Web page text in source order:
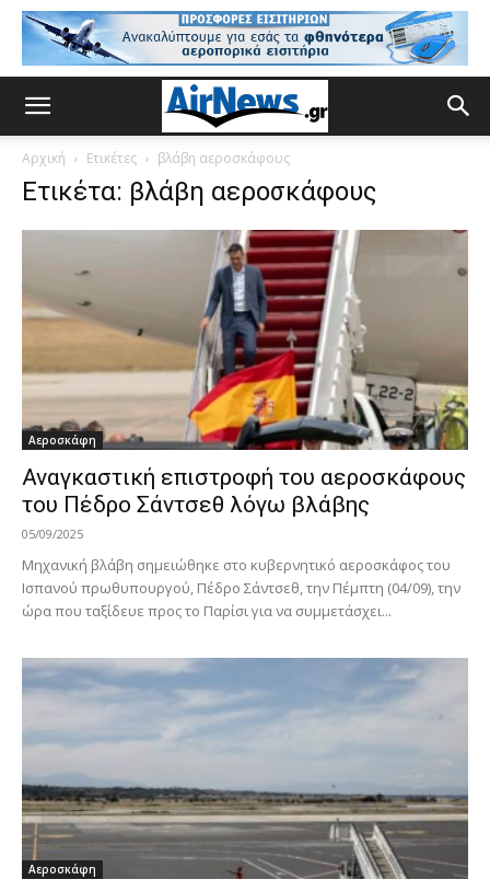
Αρχική Ετικέτες βλάβη αεροσκάφους
Ετικέτα: βλάβη αεροσκάφους
Αεροσκάφη
Αναγκαστική επιστροφή του αεροσκάφους
του Πέδρο Σάντσεθ λόγω βλάβης
05/09/2025
Μηχανική βλάβη σημειώθηκε στο κυβερνητικό αεροσκάφος του
Ισπανού πρωθυπουργού, Πέδρο Σάντσεθ, την Πέμπτη (04/09), την
ώρα που ταξίδευε προς το Παρίσι για να συμμετάσχει...
Αεροσκάφη